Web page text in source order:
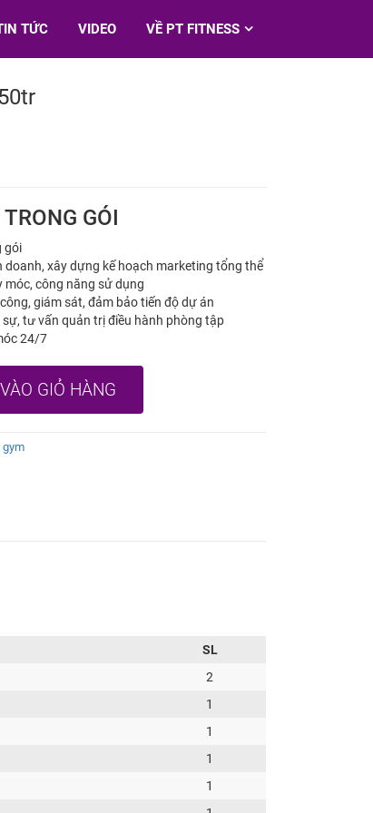
TỨC VIDEO VỀ PT FITNESS
GÓI
gói
xây dựng kế hoạch marketing tổng thể
móc, công năng sử dụng
giám sát, đảm bảo tiến độ dự án
tư vấn quản trị điều hành phòng tập
24/7
GIỎ HÀNG
gym
SL
2
1
1
1
1